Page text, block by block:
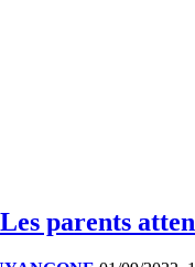
parents